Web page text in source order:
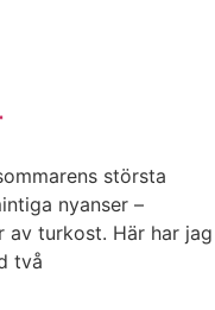
största
nyanser –
av turkost. Här har jag
två